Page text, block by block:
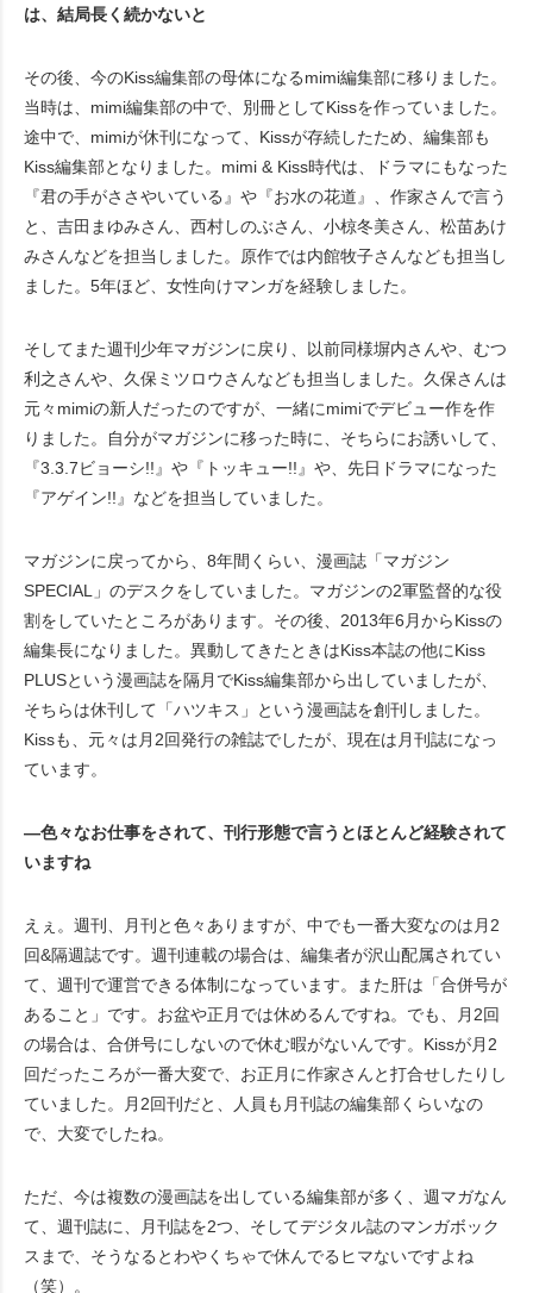
は、結局長く続かないと
その後、今のKiss編集部の母体になるmimi編集部に移りました。
当時は、mimi編集部の中で、別冊としてKissを作っていました。
途中で、mimiが休刊になって、Kissが存続したため、編集部も
Kiss編集部となりました。mimi & Kiss時代は、ドラマにもなった
『君の手がささやいている』や『お水の花道』、作家さんで言う
と、吉田まゆみさん、西村しのぶさん、小椋冬美さん、松苗あけ
みさんなどを担当しました。原作では内館牧子さんなども担当し
ました。5年ほど、女性向けマンガを経験しました。
そしてまた週刊少年マガジンに戻り、以前同様塀内さんや、むつ
利之さんや、久保ミツロウさんなども担当しました。久保さんは
元々mimiの新人だったのですが、一緒にmimiでデビュー作を作
りました。自分がマガジンに移った時に、そちらにお誘いして、
『3.3.7ビョーシ!!』や『トッキュー!!』や、先日ドラマになった
『アゲイン!!』などを担当していました。
マガジンに戻ってから、8年間くらい、漫画誌「マガジン
SPECIAL」のデスクをしていました。マガジンの2軍監督的な役
割をしていたところがあります。その後、2013年6月からKissの
編集長になりました。異動してきたときはKiss本誌の他にKiss
PLUSという漫画誌を隔月でKiss編集部から出していましたが、
そちらは休刊して「ハツキス」という漫画誌を創刊しました。
Kissも、元々は月2回発行の雑誌でしたが、現在は月刊誌になっ
ています。
―色々なお仕事をされて、刊行形態で言うとほとんど経験されて
いますね
えぇ。週刊、月刊と色々ありますが、中でも一番大変なのは月2
回&隔週誌です。週刊連載の場合は、編集者が沢山配属されてい
て、週刊で運営できる体制になっています。また肝は「合併号が
あること」です。お盆や正月では休めるんですね。でも、月2回
の場合は、合併号にしないので休む暇がないんです。Kissが月2
回だったころが一番大変で、お正月に作家さんと打合せしたりし
ていました。月2回刊だと、人員も月刊誌の編集部くらいなの
で、大変でしたね。
ただ、今は複数の漫画誌を出している編集部が多く、週マガなん
て、週刊誌に、月刊誌を2つ、そしてデジタル誌のマンガボック
スまで、そうなるとわやくちゃで休んでるヒマないですよね
（笑）。